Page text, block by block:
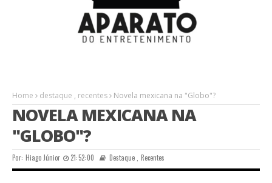
Home destaque , recentes Novela mexicana na "Globo"?
NOVELA MEXICANA NA
"GLOBO"?
Por: Hiago Júnior 21:52:00 Destaque ,Recentes